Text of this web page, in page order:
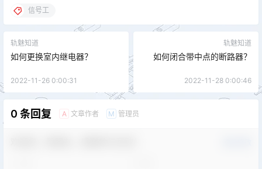
信号工
轨魅知道
如何更换室内继电器？
2022-11-26 0:00:31
轨魅知道
如何闭合带中点的断路器？
2022-11-28 0:00:46
0 条回复 A 文章作者 M 管理员